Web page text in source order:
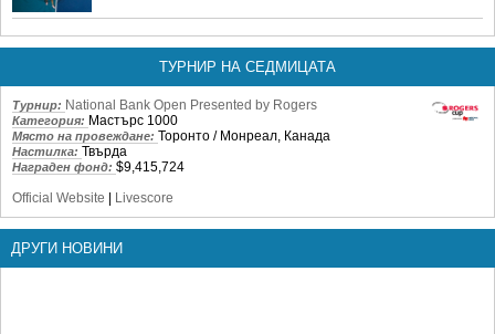
ТУРНИР НА СЕДМИЦАТА
Турнир: National Bank Open Presented by Rogers
Категория: Мастърс 1000
Място на провеждане: Торонто / Монреал, Канада
Настилка: Твърда
Награден фонд: $9,415,724
Official Website | Livescore
ДРУГИ НОВИНИ